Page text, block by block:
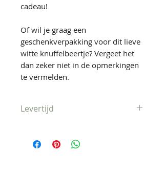
cadeau!
Of wil je graag een
geschenkverpakking voor dit lieve
witte knuffelbeertje? Vergeet het
dan zeker niet in de opmerkingen
te vermelden.
Levertijd
werkdagen